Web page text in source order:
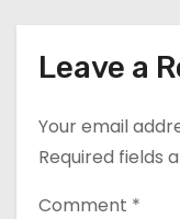
Leave a
Your email
Required fields
Comment *